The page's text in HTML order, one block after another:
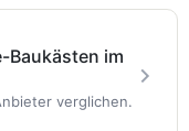
Baukästen im
verglichen.